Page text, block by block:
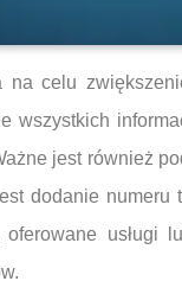
celu
wszystkich
jest również
dodanie